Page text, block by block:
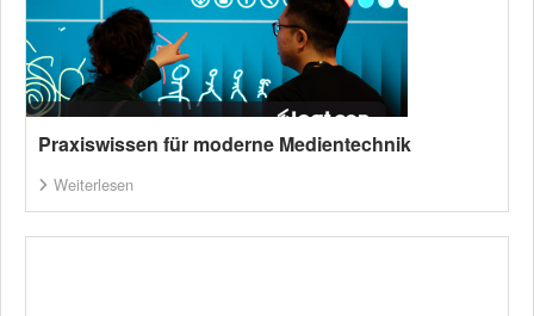
Praxiswissen für moderne Medientechnik
Weiterlesen